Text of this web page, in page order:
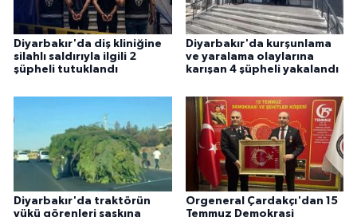
Diyarbakır'da diş kliniğine
silahlı saldırıyla ilgili 2
şüpheli tutuklandı
Diyarbakır'da kurşunlama
ve yaralama olaylarına
karışan 4 şüpheli yakalandı
Diyarbakır'da traktörün
yükü görenleri şaşkına
Orgeneral Çardakçı'dan 15
Temmuz Demokrasi
YEREL
Yerel Haberler